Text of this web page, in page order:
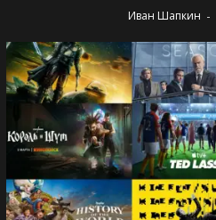
Иван Шапкин -